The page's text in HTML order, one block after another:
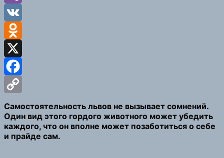
Viber
VK
Odnoklassniki
X
Facebook
Copy
Link
Самостоятельность львов не вызывает сомнений.
Один вид этого гордого животного может убедить
каждого, что он вполне может позаботиться о себе
и прайде сам.